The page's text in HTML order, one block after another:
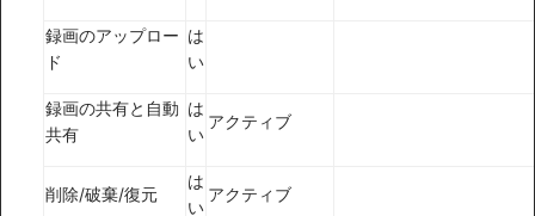
録画のアップロー
ド
は
い
録画の共有と自動
共有
は
い
アクティブ
削除/破棄/復元
は
い
アクティブ